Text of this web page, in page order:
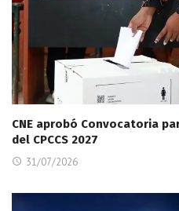
CNE aprobó Convocatoria
del CPCCS 2027
31/07/2026